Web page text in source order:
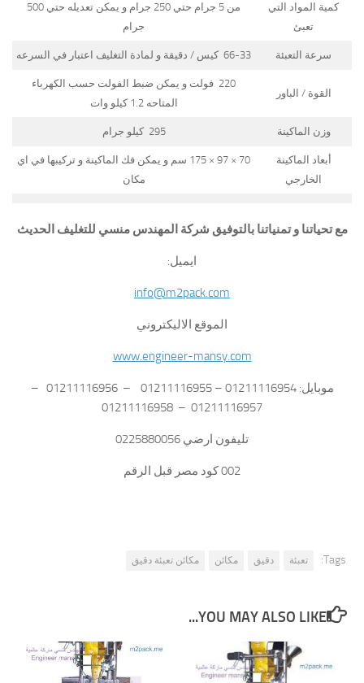
كمية المواد التي
تعبئ
من 5 جرام حتي 250 جرام و يمكن تعديله حتي 500
جرام
سرعة التعبئة 66-33 كيس / دقيقة و لمادة التغليف اعتبار في السرعه
القوة / الباور
220 فولت و يمكن ضبط الفولت حسب الكهرباء
المتاحه 1.2 كيلو وات
وزن الماكينة 295 كيلو جرام
أبعاد الماكينة
الخارجي
70 × 97 × 175 سم و يمكن فك الماكينة و تركيبها في اي
مكان
مع تحياتنا و تمنياتنا بالتوفيق شركة المهندس منسي للتغليف الحديث
ايميل:
info@m2pack.com
الموقع الاليكتروني
www.engineer-mansy.com
موبايل: 01211116954 – 01211116955 – 01211116956 –
01211116957 – 01211116958
تليفون ارضي 0225880056
002 كود مصر قبل الرقم
Tags: تعبئة دقيق مكائن مكائن تعبئة دقيق
YOU MAY ALSO LIKE...